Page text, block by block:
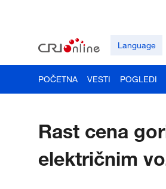
Language
POČETNA VESTI POGLEDI
Rast cena
električnim